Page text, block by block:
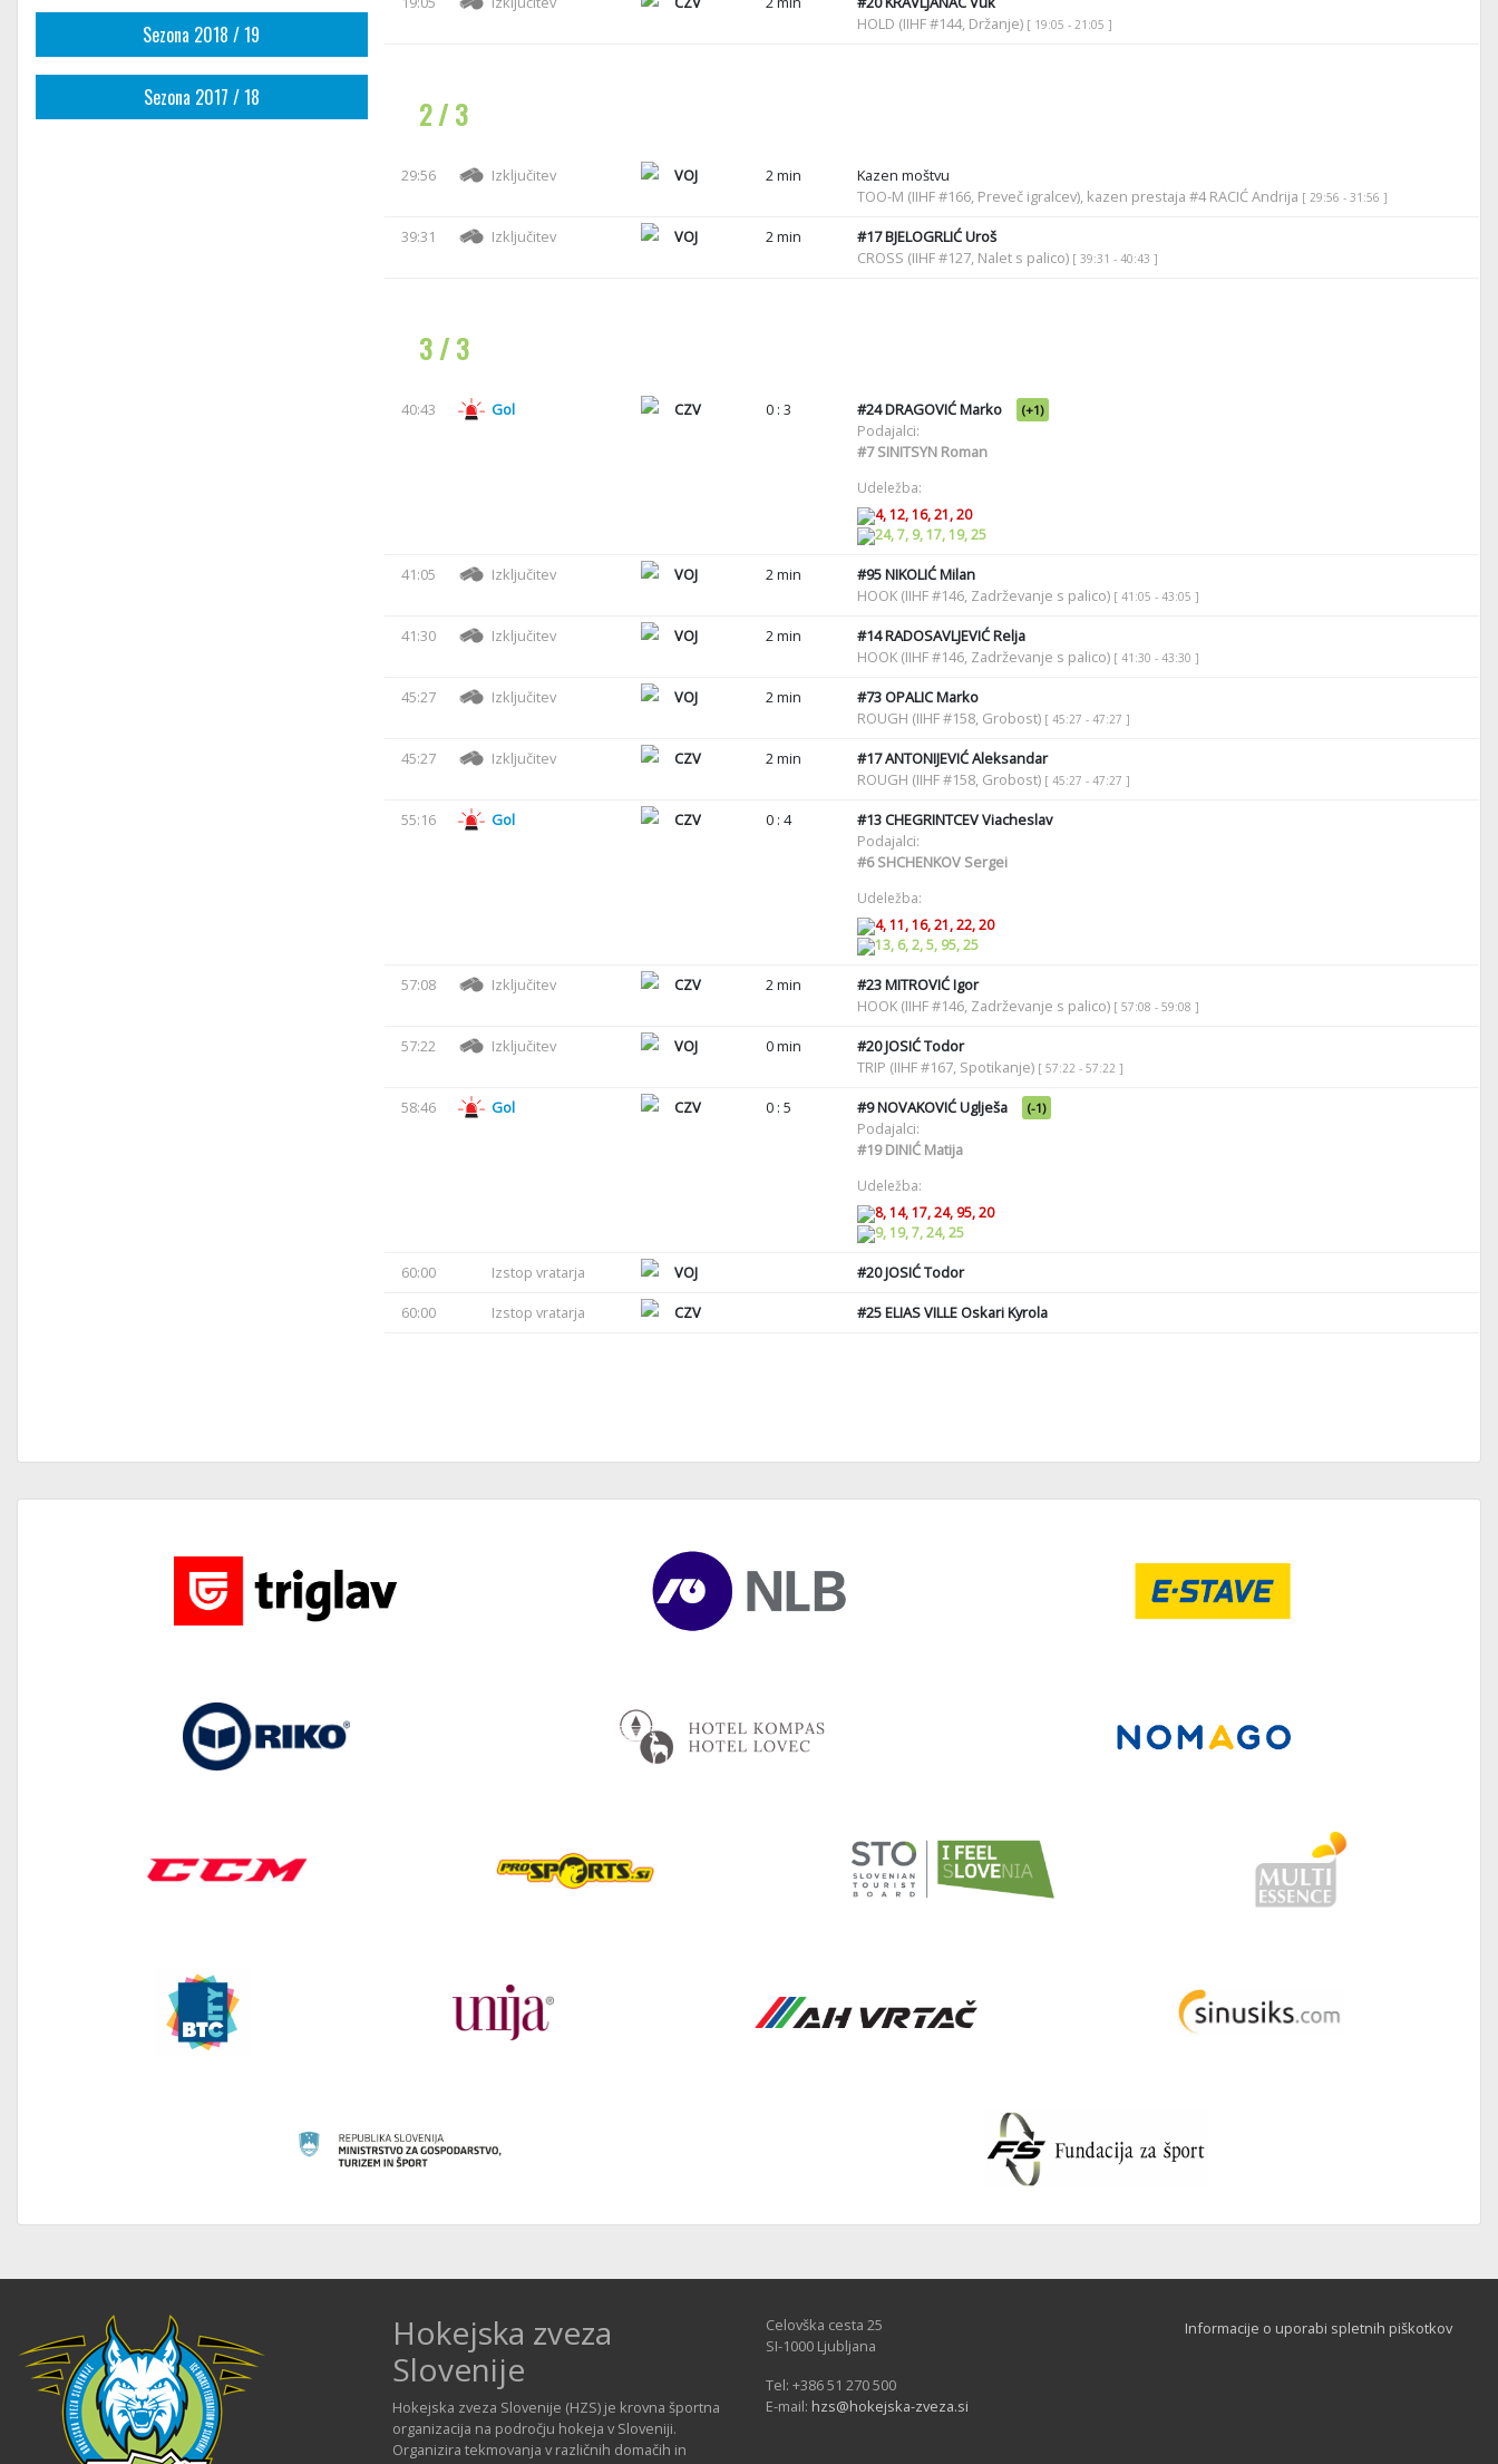
Sezona 2018 / 19
Sezona 2017 / 18
HOLD (IIHF #144, Držanje) [ 19:05 - 21:05 ]
2 / 3
29:56 Izključitev VOJ 2 min
Kazen moštvu
TOO-M (IIHF #166, Preveč igralcev), kazen prestaja #4 RACIĆ Andrija [ 29:56 - 31:56 ]
39:31 Izključitev VOJ 2 min #17BJELOGRLIĆ Uroš
CROSS (IIHF #127, Nalet s palico) [ 39:31 - 40:43 ]
3 / 3
40:43 Gol CZV 0 : 3 #24DRAGOVIĆ Marko (+1)
Podajalci:
#7SINITSYN Roman
Udeležba:
4, 12, 16, 21, 20
24, 7, 9, 17, 19, 25
41:05 Izključitev VOJ 2 min #95NIKOLIĆ Milan
HOOK (IIHF #146, Zadrževanje s palico) [ 41:05 - 43:05 ]
41:30 Izključitev VOJ 2 min #14RADOSAVLJEVIĆ Relja
HOOK (IIHF #146, Zadrževanje s palico) [ 41:30 - 43:30 ]
45:27 Izključitev VOJ 2 min #73OPALIC Marko
ROUGH (IIHF #158, Grobost) [ 45:27 - 47:27 ]
45:27 Izključitev CZV 2 min #17ANTONIJEVIĆ Aleksandar
ROUGH (IIHF #158, Grobost) [ 45:27 - 47:27 ]
55:16 Gol CZV 0 : 4 #13CHEGRINTCEV Viacheslav
Podajalci:
#6SHCHENKOV Sergei
Udeležba:
4, 11, 16, 21, 22, 20
13, 6, 2, 5, 95, 25
57:08 Izključitev CZV 2 min #23MITROVIĆ Igor
HOOK (IIHF #146, Zadrževanje s palico) [ 57:08 - 59:08 ]
57:22 Izključitev VOJ 0 min #20JOSIĆ Todor
TRIP (IIHF #167, Spotikanje) [ 57:22 - 57:22 ]
58:46 Gol CZV 0 : 5 #9NOVAKOVIĆ Uglješa (-1)
Podajalci:
#19DINIĆ Matija
Udeležba:
8, 14, 17, 24, 95, 20
9, 19, 7, 24, 25
60:00 Izstop vratarja VOJ #20JOSIĆ Todor
60:00
Izstop vratarja CZV #25ELIAS VILLE Oskari Kyrola
Hokejska zveza
Slovenije
Hokejska zveza Slovenije (HZS) je krovna športna
organizacija na področju hokeja v Sloveniji.
Organizira tekmovanja v različnih domačih in
Celovška cesta 25
SI-1000 Ljubljana
Tel: +386 51 270 500
E-mail: hzs@hokejska-zveza.si
Informacije o uporabi spletnih piškotkov